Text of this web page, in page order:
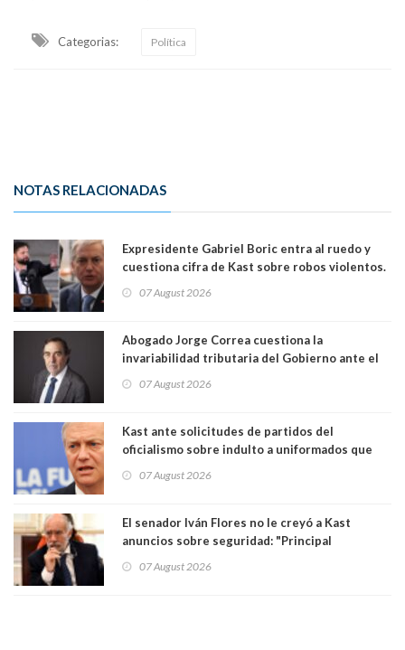
Categorias: Política
NOTAS RELACIONADAS
Expresidente Gabriel Boric entra al ruedo y
cuestiona cifra de Kast sobre robos violentos.
07 August 2026
Abogado Jorge Correa cuestiona la
invariabilidad tributaria del Gobierno ante el
democracia” y "defendemos la alternancia en el
07 August 2026
Kast ante solicitudes de partidos del
oficialismo sobre indulto a uniformados que
07 August 2026
El senador Iván Flores no le creyó a Kast
anuncios sobre seguridad: "Principal
perseguir ruta del dinero y levantar secreto
07 August 2026